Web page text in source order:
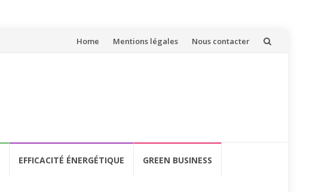
Aller
Home Mentions légales Nous contacter
EFFICACITÉ ÉNERGÉTIQUE GREEN BUSINESS